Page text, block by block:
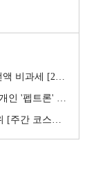
세제개편안]
년 7월27일~7월31일]
7월6일~7월10일]